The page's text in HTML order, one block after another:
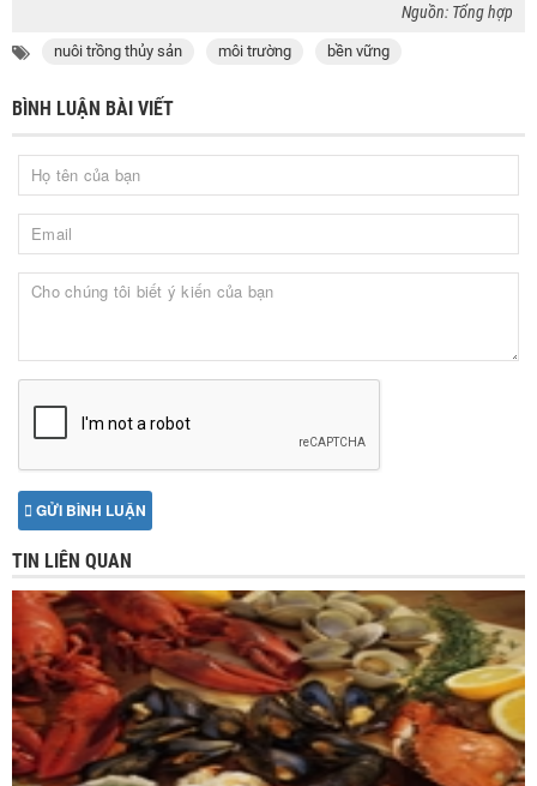
Nguồn: Tổng hợp
nuôi trồng thủy sản môi trường bền vững
BÌNH LUẬN BÀI VIẾT
GỬI BÌNH LUẬN
TIN LIÊN QUAN